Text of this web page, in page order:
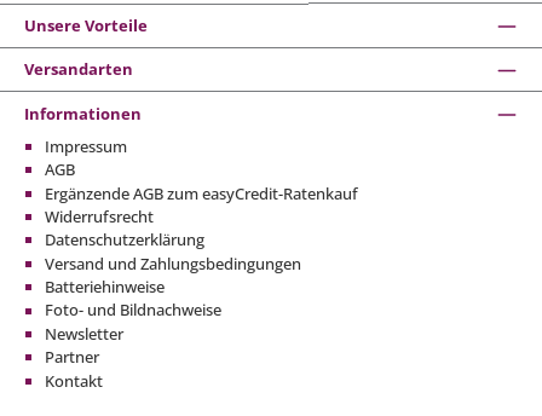
Unsere Vorteile
Versandarten
Informationen
Impressum
AGB
Ergänzende AGB zum easyCredit-Ratenkauf
Widerrufsrecht
Datenschutzerklärung
Versand und Zahlungsbedingungen
Batteriehinweise
Foto- und Bildnachweise
Newsletter
Partner
Kontakt